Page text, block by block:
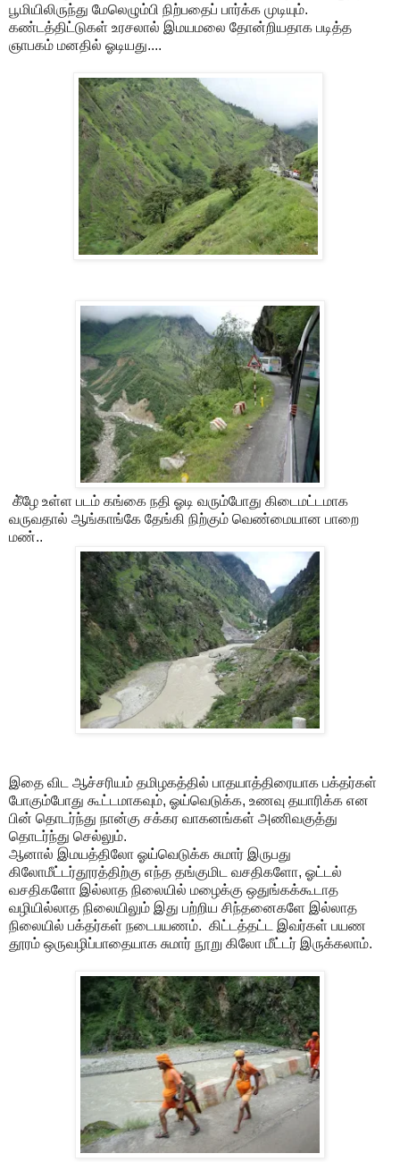
பூமியிலிருந்து மேலெழும்பி நிற்பதைப் பார்க்க முடியும்.
கண்டத்திட்டுகள் உரசலால் இமயமலை தோன்றியதாக படித்த
ஞாபகம் மனதில் ஓடியது....
கீ்ழே உள்ள படம் கங்கை நதி ஓடி வரும்போது கிடைமட்டமாக
வருவதால் ஆங்காங்கே தேங்கி நிற்கும் வெண்மையான பாறை
மண்..
இதை விட ஆச்சரியம் தமிழகத்தில் பாதயாத்திரையாக பக்தர்கள்
போகும்போது கூட்டமாகவும், ஓய்வெடுக்க, உணவு தயாரிக்க என
பின் தொடர்ந்து நான்கு சக்கர வாகனங்கள் அணிவகுத்து
தொடர்ந்து செல்லும்.
ஆனால் இமயத்திலோ ஓய்வெடுக்க சுமார் இருபது
கிலோமீட்டர்தூரத்திற்கு எந்த தங்குமிட வசதிகளோ, ஓட்டல்
வசதிகளோ இல்லாத நிலையில் மழைக்கு ஒதுங்கக்கூடாத
வழியில்லாத நிலையிலும் இது பற்றிய சிந்தனைகளே இல்லாத
நிலையில் பக்தர்கள் நடைபயணம். கிட்டத்தட்ட இவர்கள் பயண
தூரம் ஒருவழிப்பாதையாக சுமார் நூறு கிலோ மீட்டர் இருக்கலாம்.